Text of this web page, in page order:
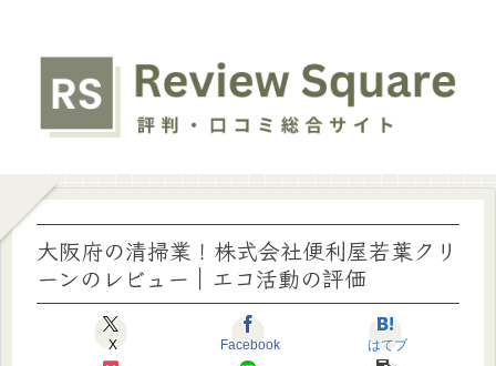
大阪府の清掃業！株式会社便利屋若葉クリ
ーンのレビュー｜エコ活動の評価
X Facebook はてブ